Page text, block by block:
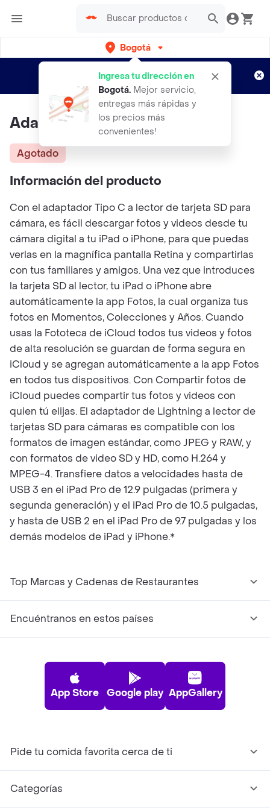
Bogotá
Ingresa tu dirección en
Bogotá. Mejor servicio,
entregas más rápidas y
los precios más
convenientes!
envíos gratis por semanas
Aplican TyC
Adaptador Tipo C A Sd Reader
Agotado
Información del producto
Con el adaptador Tipo C a lector de tarjeta SD para
cámara, es fácil descargar fotos y videos desde tu
cámara digital a tu iPad o iPhone, para que puedas
verlas en la magnífica pantalla Retina y compartirlas
con tus familiares y amigos. Una vez que introduces
la tarjeta SD al lector, tu iPad o iPhone abre
automáticamente la app Fotos, la cual organiza tus
fotos en Momentos, Colecciones y Años. Cuando
usas la Fototeca de iCloud todos tus videos y fotos
de alta resolución se guardan de forma segura en
iCloud y se agregan automáticamente a la app Fotos
en todos tus dispositivos. Con Compartir fotos de
iCloud puedes compartir tus fotos y videos con
quien tú elijas. El adaptador de Lightning a lector de
tarjetas SD para cámaras es compatible con los
formatos de imagen estándar, como JPEG y RAW, y
con formatos de video SD y HD, como H.264 y
MPEG-4. Transfiere datos a velocidades hasta de
USB 3 en el iPad Pro de 12.9 pulgadas (primera y
segunda generación) y el iPad Pro de 10.5 pulgadas,
y hasta de USB 2 en el iPad Pro de 9.7 pulgadas y los
demás modelos de iPad y iPhone.*
Top Marcas y Cadenas de Restaurantes
Encuéntranos en estos países
App Store Google play AppGallery
Pide tu comida favorita cerca de ti
Categorías